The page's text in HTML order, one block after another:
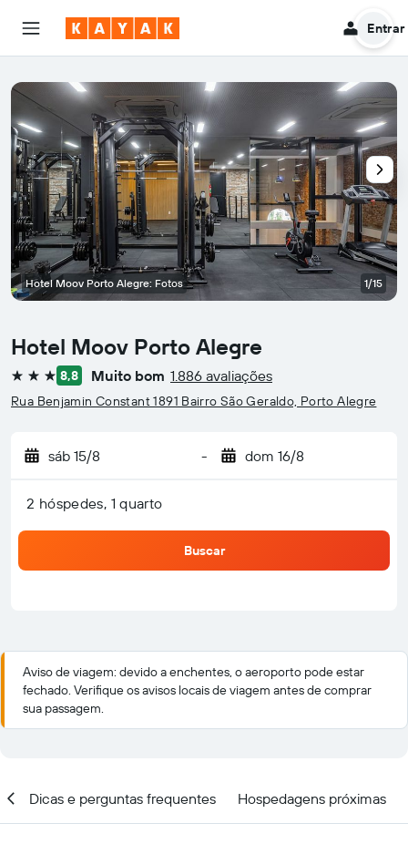
Entrar
Hotel Moov Porto Alegre
3 estrelas8,8 Muito bom 1.886 avaliações
Rua Benjamin Constant 1891 Bairro São Geraldo, Porto Alegre
sáb 15/8 - dom 16/8
2 hóspedes, 1 quarto
Buscar
Hotel Moov Porto Alegre: Fotos 1/15
Aviso de viagem: devido a enchentes, o aeroporto pode estar
fechado. Verifique os avisos locais de viagem antes de comprar
sua passagem.
Dicas e perguntas frequentes Hospedagens próximas